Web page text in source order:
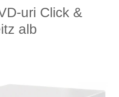
uri Click &
alb